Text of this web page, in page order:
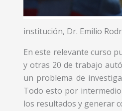
institución, Dr. Emilio
En este relevante curso
y otras 20 de trabajo
un problema de
Todo esto por
los resultados y generar